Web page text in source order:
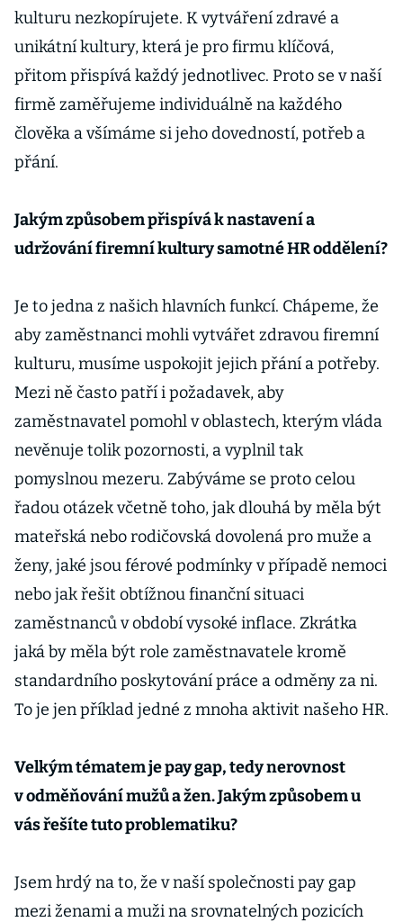
kulturu nezkopírujete. K vytváření zdravé a
unikátní kultury, která je pro firmu klíčová,
přitom přispívá každý jednotlivec. Proto se v naší
firmě zaměřujeme individuálně na každého
člověka a všímáme si jeho dovedností, potřeb a
přání.
Jakým způsobem přispívá k nastavení a
udržování firemní kultury samotné HR oddělení?
Je to jedna z našich hlavních funkcí. Chápeme, že
aby zaměstnanci mohli vytvářet zdravou firemní
kulturu, musíme uspokojit jejich přání a potřeby.
Mezi ně často patří i požadavek, aby
zaměstnavatel pomohl v oblastech, kterým vláda
nevěnuje tolik pozornosti, a vyplnil tak
pomyslnou mezeru. Zabýváme se proto celou
řadou otázek včetně toho, jak dlouhá by měla být
mateřská nebo rodičovská dovolená pro muže a
ženy, jaké jsou férové podmínky v případě nemoci
nebo jak řešit obtížnou finanční situaci
zaměstnanců v období vysoké inflace. Zkrátka
jaká by měla být role zaměstnavatele kromě
standardního poskytování práce a odměny za ni.
To je jen příklad jedné z mnoha aktivit našeho HR.
Velkým tématem je pay gap, tedy nerovnost
v odměňování mužů a žen. Jakým způsobem u
vás řešíte tuto problematiku?
Jsem hrdý na to, že v naší společnosti pay gap
mezi ženami a muži na srovnatelných pozicích